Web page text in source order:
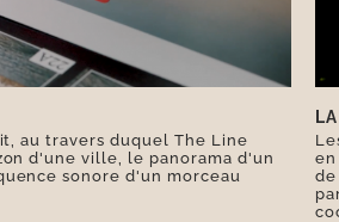
de ville sans foi ni loi
1930, à l’ennemi public n°1
: Al Capone.
au travers duquel The Line
d'une ville, le panorama d'un
sonore d'un morceau